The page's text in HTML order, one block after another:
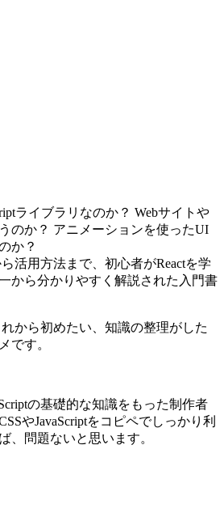
ライブラリなのか？ Webサイトや
のか？ アニメーションを使ったUI
か？
活用方法まで、初心者がReactを学
から分かりやすく解説された入門書
から初めたい、知識の整理がした
です。
の基礎的な知識をもった制作者
やJavaScriptをコピペでしっかり利
、問題ないと思います。